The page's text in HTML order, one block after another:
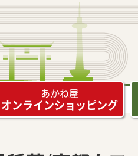
あかね屋
オンラインショッピング